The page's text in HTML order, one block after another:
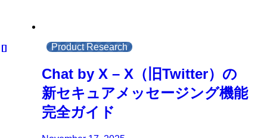
Product Research
Chat by X – X（旧Twitter）の
新セキュアメッセージング機能
完全ガイド